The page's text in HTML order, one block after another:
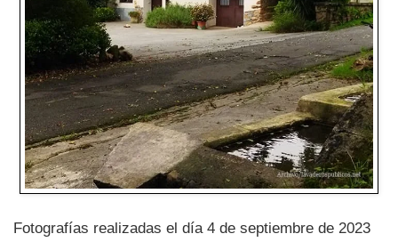
Fotografías realizadas el día 4 de septiembre de 2023